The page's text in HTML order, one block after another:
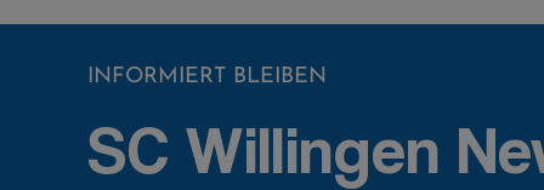
INFORMIERT BLEIBEN
SC Willingen